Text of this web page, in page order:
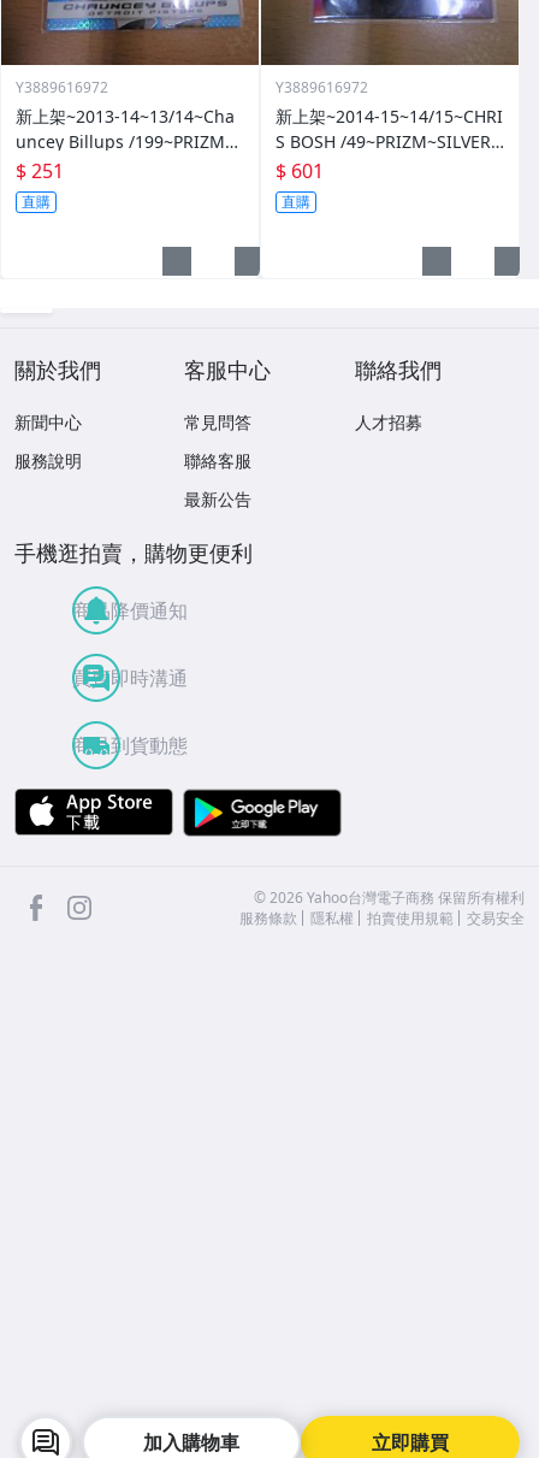
立即購買
加入購物車
Y3889616972
新上架~2013-14~13/14~Cha
uncey Billups /199~PRIZM~S
ILVER~藍亮~限量/199~10601
14-1
$ 251
直購
Y3889616972
新上架~2014-15~14/15~CHRI
S BOSH /49~PRIZM~SILVER~
紅亮~低限量/49~1060114-1
$ 601
直購
關於我們
新聞中心
服務說明
客服中心
常見問答
聯絡客服
最新公告
聯絡我們
人才招募
手機逛拍賣，購物更便利
商品降價通知
買賣即時溝通
商品到貨動態
APP Store
facebook ©2026 Yahoo台灣電子商務 保留所有權利
服務條款
隱私權 拍賣使用規範 交易安全